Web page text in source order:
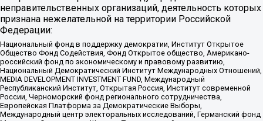
неправительственных организаций, деятельность которых
признана нежелательной на территории Российской
Федерации:
Национальный фонд в поддержку демократии, Институт Открытое
Общество Фонд Содействия, Фонд Открытое общество, Американо-
российский фонд по экономическому и правовому развитию,
Национальный Демократический Институт Международных Отношений,
MEDIA DEVELOPMENT INVESTMENT FUND, Международный
Республиканский Институт, Открытая Россия, Институт современной
России, Черноморский фонд регионального сотрудничества,
Европейская Платформа за Демократические Выборы,
Международный центр электоральных исследований, Германский фонд